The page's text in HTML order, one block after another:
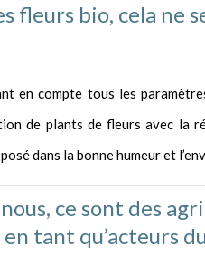
fleurs bio, cela ne
en compte tous les
de plants de fleurs avec la
dans la bonne humeur et
ce sont des
tant qu’acteurs